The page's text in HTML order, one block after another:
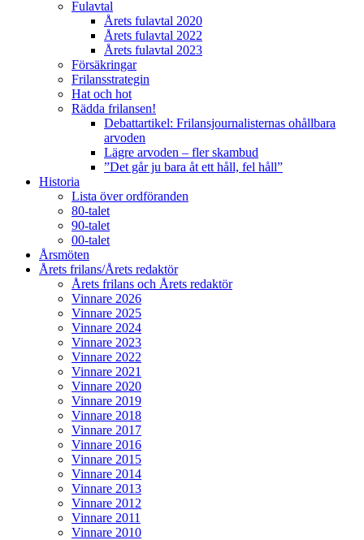
Fulavtal
Årets fulavtal 2020
Årets fulavtal 2022
Årets fulavtal 2023
Försäkringar
Frilansstrategin
Hat och hot
Rädda frilansen!
Debattartikel: Frilansjournalisternas ohållbara
arvoden
Lägre arvoden – fler skambud
”Det går ju bara åt ett håll, fel håll”
Historia
Lista över ordföranden
80-talet
90-talet
00-talet
Årsmöten
Årets frilans/Årets redaktör
Årets frilans och Årets redaktör
Vinnare 2026
Vinnare 2025
Vinnare 2024
Vinnare 2023
Vinnare 2022
Vinnare 2021
Vinnare 2020
Vinnare 2019
Vinnare 2018
Vinnare 2017
Vinnare 2016
Vinnare 2015
Vinnare 2014
Vinnare 2013
Vinnare 2012
Vinnare 2011
Vinnare 2010